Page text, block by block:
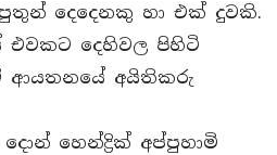
දෙදෙනකු හා එක් දුවකි.
එවකට දෙහිවල පිහිටි
ආයතනයේ අයිතිකරු
හෙන්ද්‍රික් අප්පුහාමි